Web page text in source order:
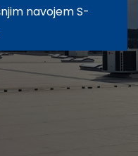
navojem S-